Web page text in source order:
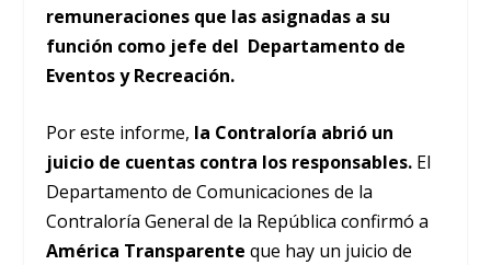
remuneraciones que las asignadas a su
función como jefe del Departamento de
Eventos y Recreación.
Por este informe, la Contraloría abrió un
juicio de cuentas contra los responsables. El
Departamento de Comunicaciones de la
Contraloría General de la República confirmó a
América Transparente que hay un juicio de